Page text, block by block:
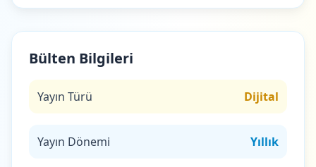
Bülten Bilgileri
Yayın Türü Dijital
Yayın Dönemi Yıllık